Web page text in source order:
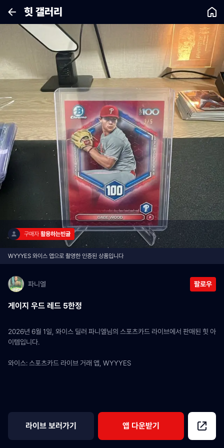
힛 갤러리
구매자 활용하는빈귤
WYYYES 와이스 앱으로 촬영한 인증된 상품입니다
파니엘 팔로우
게이지 우드 레드 5한정
2026년 6월 1일, 와이스 딜러 파니엘님의 스포츠카드 라이브에서 판매된 힛 아
이템입니다.
와이스: 스포츠카드 라이브 거래 앱, WYYYES
라이브 보러가기 앱 다운받기